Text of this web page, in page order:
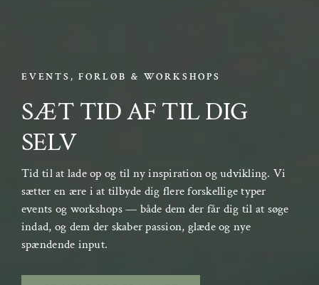
EVENTS, FORLØB & WORKSHOPS
SÆT TID AF TIL DIG
SELV
Tid til at lade op og til ny inspiration og udvikling. Vi
sætter en ære i at tilbyde dig flere forskellige typer
events og workshops — både dem der får dig til at søge
indad, og dem der skaber passion, glæde og nye
spændende input.